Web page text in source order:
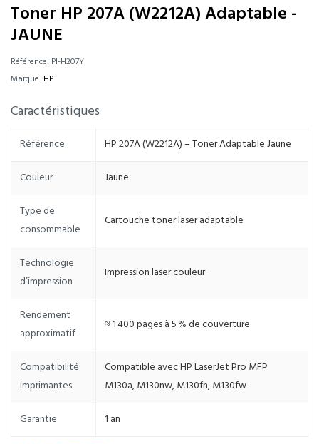
Toner HP 207A (W2212A) Adaptable -
JAUNE
Référence: PI-H207Y
Marque: HP
Caractéristiques
Référence HP 207A (W2212A) – Toner Adaptable Jaune
Couleur Jaune
Type de
consommable
Cartouche toner laser adaptable
Technologie
d’impression
Impression laser couleur
Rendement
approximatif
≈ 1 400 pages à 5 % de couverture
Compatibilité
imprimantes
Compatible avec HP LaserJet Pro MFP
M130a, M130nw, M130fn, M130fw
Garantie 1 an